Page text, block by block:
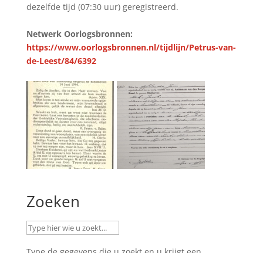
dezelfde tijd (07:30 uur) geregistreerd.
Netwerk Oorlogsbronnen:
https://www.oorlogsbronnen.nl/tijdlijn/Petrus-van-
de-Leest/84/6392
Zoeken